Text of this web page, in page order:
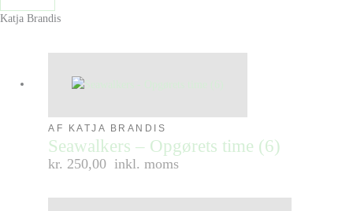
Katja Brandis
AF KATJA BRANDIS
Seawalkers – Opgørets time (6)
kr. 250,00 inkl. moms